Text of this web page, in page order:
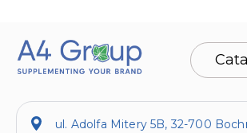
ul. Adolfa Mitery 5B, 32-700